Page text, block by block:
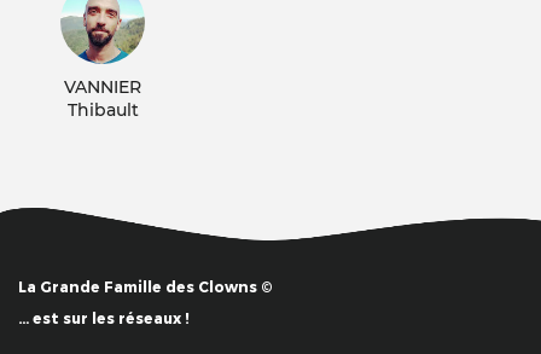
VANNIER
Thibault
La Grande Famille des Clowns ©
… est sur les réseaux !